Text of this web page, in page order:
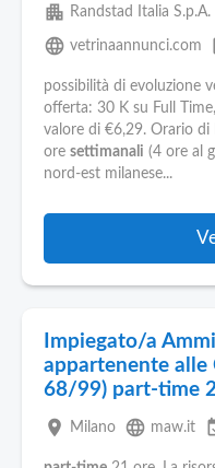
apartment Randstad Italia S.p.A.
language vetrinaannunci.com
possibilità di evoluzione
offerta: 30 K su Full
valore di €6,29. Orario di
ore settimanali (4 ore al
nord-est milanese...
Impiegato/a
appartenente alle
68/99) part-time
place Milano language maw.it